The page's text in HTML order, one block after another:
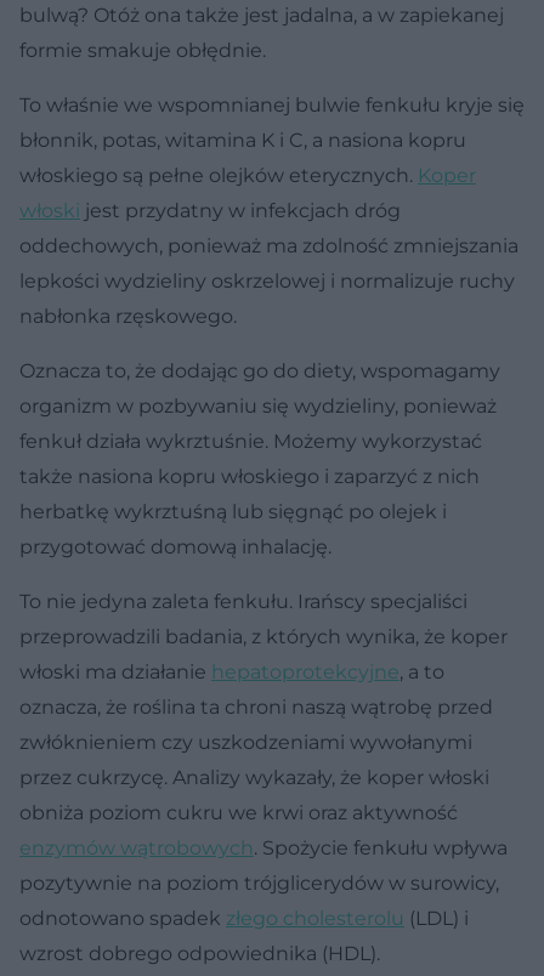
bulwą? Otóż ona także jest jadalna, a w zapiekanej
formie smakuje obłędnie.
To właśnie we wspomnianej bulwie fenkułu kryje się
błonnik, potas, witamina K i C, a nasiona kopru
włoskiego są pełne olejków eterycznych. Koper
włoski jest przydatny w infekcjach dróg
oddechowych, ponieważ ma zdolność zmniejszania
lepkości wydzieliny oskrzelowej i normalizuje ruchy
nabłonka rzęskowego.
Oznacza to, że dodając go do diety, wspomagamy
organizm w pozbywaniu się wydzieliny, ponieważ
fenkuł działa wykrztuśnie. Możemy wykorzystać
także nasiona kopru włoskiego i zaparzyć z nich
herbatkę wykrztuśną lub sięgnąć po olejek i
przygotować domową inhalację.
To nie jedyna zaleta fenkułu. Irańscy specjaliści
przeprowadzili badania, z których wynika, że koper
włoski ma działanie hepatoprotekcyjne, a to
oznacza, że roślina ta chroni naszą wątrobę przed
zwłóknieniem czy uszkodzeniami wywołanymi
przez cukrzycę. Analizy wykazały, że koper włoski
obniża poziom cukru we krwi oraz aktywność
enzymów wątrobowych. Spożycie fenkułu wpływa
pozytywnie na poziom trójglicerydów w surowicy,
odnotowano spadek złego cholesterolu (LDL) i
wzrost dobrego odpowiednika (HDL).